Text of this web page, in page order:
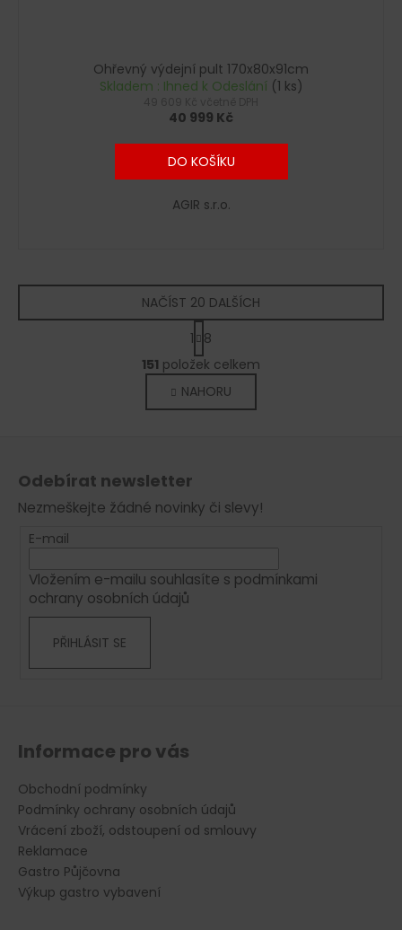
Ohřevný výdejní pult 170x80x91cm
Skladem : Ihned k Odeslání (1 ks)
40 999 Kč
DO KOŠÍKU
AGIR s.r.o.
O
v
l
á
p
k
y
NAČÍST 20 DALŠÍCH
S
t
r
á
n
k
1
8
151 položek celkem
NAHORU
Odebírat newsletter
Nezmeškejte žádné novinky či slevy!
E-mail
Vložením e-mailu souhlasíte s podmínkami
ochrany osobních údajů
PŘIHLÁSIT SE
Informace pro vás
Obchodní podmínky
Podmínky ochrany osobních údajů
Vrácení zboží, odstoupení od smlouvy
Reklamace
Gastro Půjčovna
Výkup gastro vybavení